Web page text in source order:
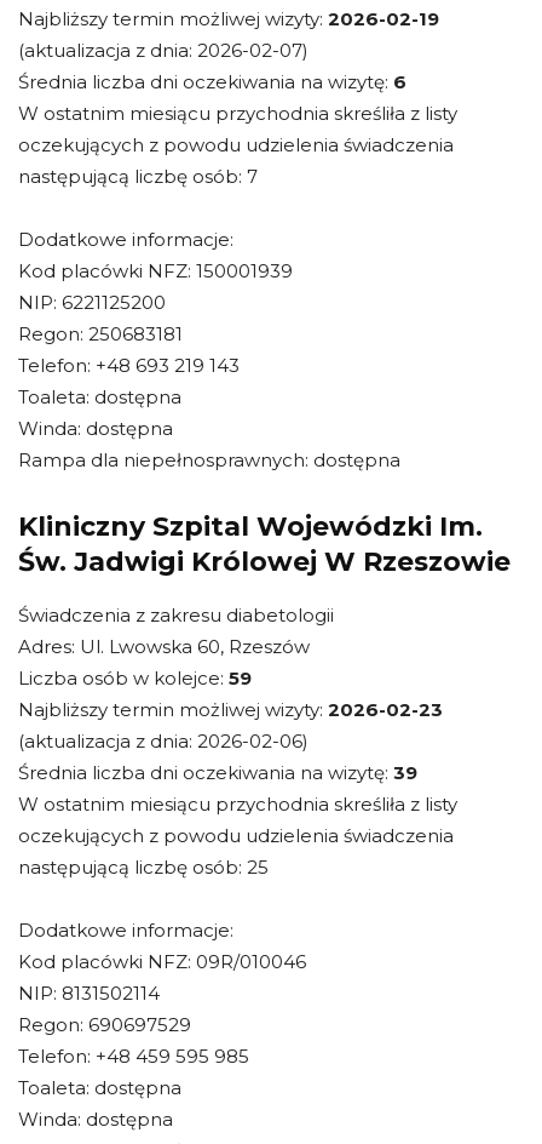
Najbliższy termin możliwej wizyty: 2026-02-19
(aktualizacja z dnia: 2026-02-07)
Średnia liczba dni oczekiwania na wizytę: 6
W ostatnim miesiącu przychodnia skreśliła z listy
oczekujących z powodu udzielenia świadczenia
następującą liczbę osób: 7
Dodatkowe informacje:
Kod placówki NFZ: 150001939
NIP: 6221125200
Regon: 250683181
Telefon: +48 693 219 143
Toaleta: dostępna
Winda: dostępna
Rampa dla niepełnosprawnych: dostępna
Kliniczny Szpital Wojewódzki Im.
Św. Jadwigi Królowej W Rzeszowie
Świadczenia z zakresu diabetologii
Adres: Ul. Lwowska 60, Rzeszów
Liczba osób w kolejce: 59
Najbliższy termin możliwej wizyty: 2026-02-23
(aktualizacja z dnia: 2026-02-06)
Średnia liczba dni oczekiwania na wizytę: 39
W ostatnim miesiącu przychodnia skreśliła z listy
oczekujących z powodu udzielenia świadczenia
następującą liczbę osób: 25
Dodatkowe informacje:
Kod placówki NFZ: 09R/010046
NIP: 8131502114
Regon: 690697529
Telefon: +48 459 595 985
Toaleta: dostępna
Winda: dostępna